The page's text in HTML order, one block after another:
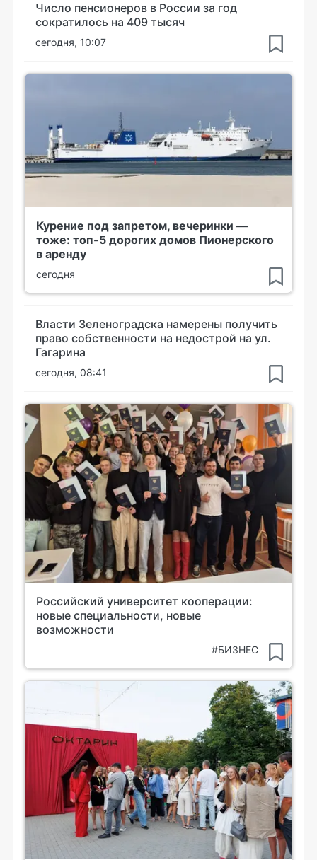
Число пенсионеров в России за год
сократилось на 409 тысяч
сегодня, 10:07
Курение под запретом, вечеринки —
тоже: топ-5 дорогих домов Пионерского
в аренду
сегодня
Власти Зеленоградска намерены получить
право собственности на недострой на ул.
Гагарина
сегодня, 08:41
Российский университет кооперации:
новые специальности, новые
возможности
#БИЗНЕС